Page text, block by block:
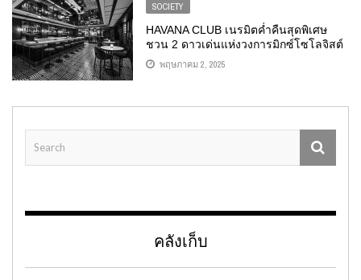
SOCIETY
HAVANA CLUB เนรมิตค่ำคืนสุดพิเศษ
ชวน 2 ดาวเด่นแห่งวงการมิกซ์โซโลจิสต์
รังสรรค์ 4 เมนูค็อกเทลสุดเอ็กคลูซีฟ ชม
วิวเจ้าพระยา ณ OXBO โฉมใหม่ โรงแรม
พฤษภาคม 2, 2025
คลังเก็บ